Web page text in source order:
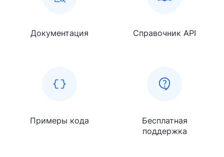
Документация Справочник API
Примеры кода
Бесплатная
поддержка